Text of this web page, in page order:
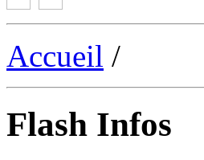
Accueil /
Flash Infos